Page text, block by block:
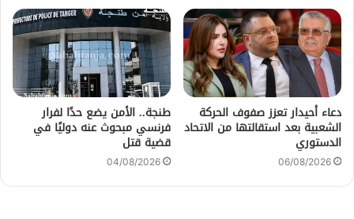
دعاء أحيدار تعزز صفوف الحركة
الشعبية بعد استقالتها من الاتحاد
الدستوري
06/08/2026
طنجة.. الأمن يضع حدًا لفرار
فرنسي مبحوث عنه دوليًا في
قضية قتل
04/08/2026